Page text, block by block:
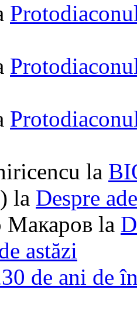
la
la Despre
Макаров la
astăzi
de ani de